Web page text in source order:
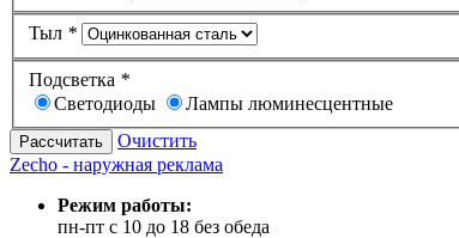
Тыл *
Подсветка *
Светодиоды
Лампы люминесцентные
Очистить
Zecho - наружная реклама
Режим работы:
пн-пт с 10 до 18 без обеда